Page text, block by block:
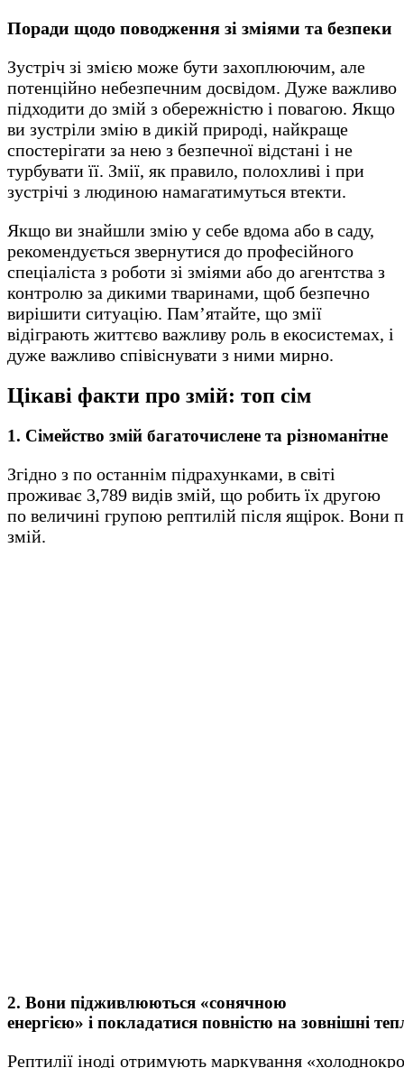
Поради щодо поводження зі зміями та безпеки
Зустріч зі змією може бути захоплюючим, але
потенційно небезпечним досвідом. Дуже важливо
підходити до змій з обережністю і повагою. Якщо
ви зустріли змію в дикій природі, найкраще
спостерігати за нею з безпечної відстані і не
турбувати її. Змії, як правило, полохливі і при
зустрічі з людиною намагатимуться втекти.
Якщо ви знайшли змію у себе вдома або в саду,
рекомендується звернутися до професійного
спеціаліста з роботи зі зміями або до агентства з
контролю за дикими тваринами, щоб безпечно
вирішити ситуацію. Пам’ятайте, що змії
відіграють життєво важливу роль в екосистемах, і
дуже важливо співіснувати з ними мирно.
Цікаві факти про змій: топ сім
1. Сімейство змій багаточислене та різноманітне
Згідно з по останнім підрахунками, в світі
проживає 3,789 видів змій, що робить їх другою
по величині групою рептилій після ящірок. Вони
змій.
2. Вони підживлюються «сонячною
енергією» і покладатися повністю на зовнішні
Рептилії іноді отримують маркування